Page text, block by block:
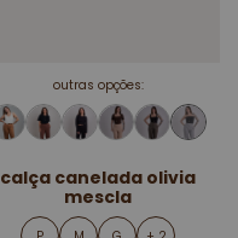
outras opções:
calça canelada olivia
mescla